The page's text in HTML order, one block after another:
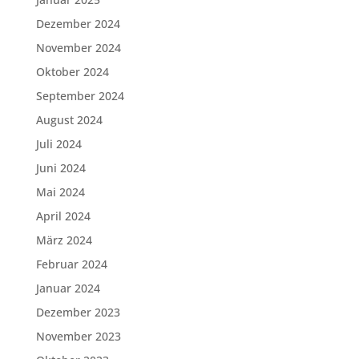
Dezember 2024
November 2024
Oktober 2024
September 2024
August 2024
Juli 2024
Juni 2024
Mai 2024
April 2024
März 2024
Februar 2024
Januar 2024
Dezember 2023
November 2023